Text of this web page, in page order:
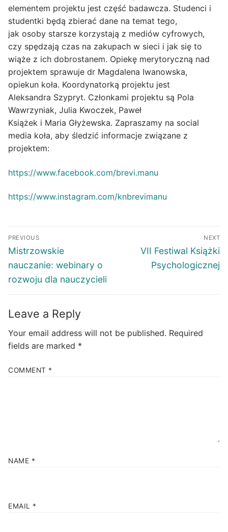
elementem projektu jest część badawcza. Studenci i
studentki będą zbierać dane na temat tego,
jak osoby starsze korzystają z mediów cyfrowych,
czy spędzają czas na zakupach w sieci i jak się to
wiąże z ich dobrostanem. Opiekę merytoryczną nad
projektem sprawuje dr Magdalena Iwanowska,
opiekun koła. Koordynatorką projektu jest
Aleksandra Szypryt. Członkami projektu są Pola
Wawrzyniak, Julia Kwoczek, Paweł
Książek i Maria Głyżewska. Zapraszamy na social
media koła, aby śledzić informacje związane z
projektem:
https://www.facebook.com/brevi.manu
https://www.instagram.com/knbrevimanu
PREVIOUS
Mistrzowskie
nauczanie: webinary o
rozwoju dla nauczycieli
NEXT
VII Festiwal Książki
Psychologicznej
Leave a Reply
Your email address will not be published. Required
fields are marked *
COMMENT *
NAME *
EMAIL *